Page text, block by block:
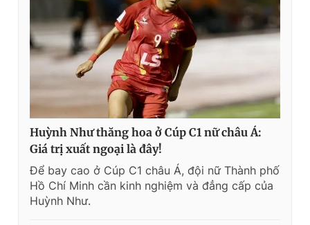
Huỳnh Như thăng hoa ở Cúp C1 nữ châu Á:
Giá trị xuất ngoại là đây!
Để bay cao ở Cúp C1 châu Á, đội nữ Thành phố
Hồ Chí Minh cần kinh nghiệm và đẳng cấp của
Huỳnh Như.